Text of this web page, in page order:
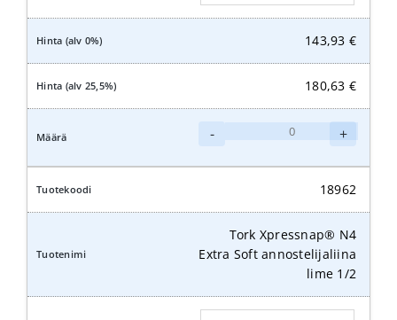
143,93 €
180,63 €
-
N4
annostelijaliina
oranssi
+
18962
Tork Xpressnap® N4
Extra Soft annostelijaliina
lime 1/2